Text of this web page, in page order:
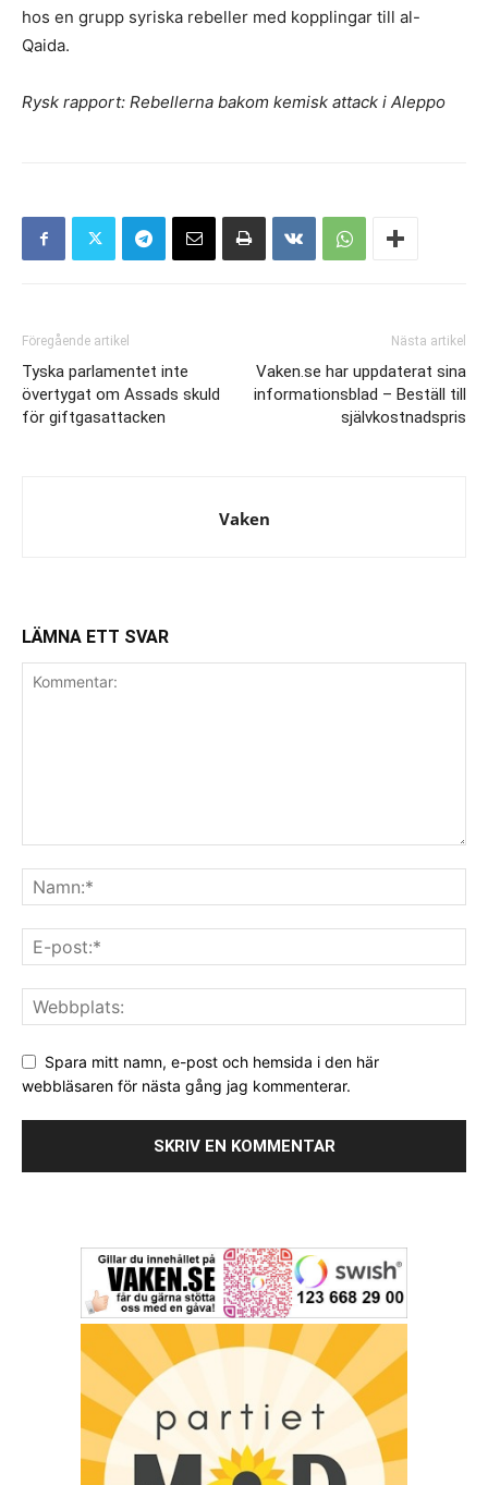
hos en grupp syriska rebeller med kopplingar till al-
Qaida.
Rysk rapport: Rebellerna bakom kemisk attack i Aleppo
Föregående artikel
Tyska parlamentet inte
övertygat om Assads skuld
för giftgasattacken
Nästa artikel
Vaken.se har uppdaterat sina
informationsblad – Beställ till
självkostnadspris
Vaken
LÄMNA ETT SVAR
Spara mitt namn, e-post och hemsida i den här
webbläsaren för nästa gång jag kommenterar.